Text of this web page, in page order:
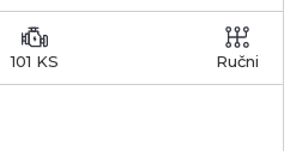
101 KS Ručni